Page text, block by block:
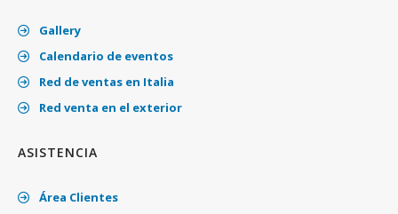
Gallery
Calendario de eventos
Red de ventas en Italia
Red venta en el exterior
ASISTENCIA
Área Clientes